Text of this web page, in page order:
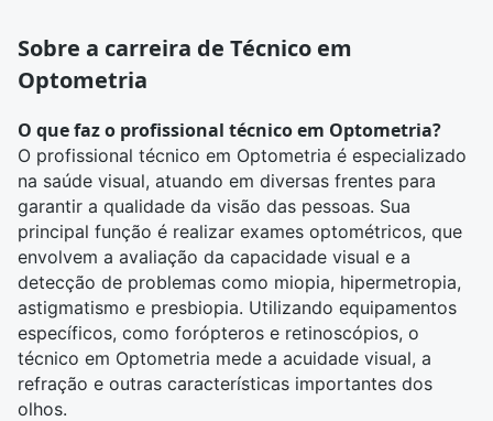
Sobre a carreira de Técnico em
Optometria
O que faz o profissional técnico em Optometria?
O profissional técnico em Optometria é especializado
na saúde visual, atuando em diversas frentes para
garantir a qualidade da visão das pessoas. Sua
principal função é realizar exames optométricos, que
envolvem a avaliação da capacidade visual e a
detecção de problemas como miopia, hipermetropia,
astigmatismo e presbiopia. Utilizando equipamentos
específicos, como forópteros e retinoscópios, o
técnico em Optometria mede a acuidade visual, a
refração e outras características importantes dos
olhos.